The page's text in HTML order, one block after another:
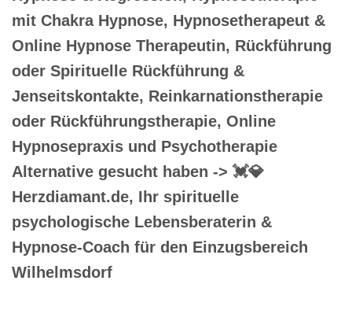
mit Chakra Hypnose, Hypnosetherapeut &
Online Hypnose Therapeutin, Rückführung
oder Spirituelle Rückführung &
Jenseitskontakte, Reinkarnationstherapie
oder Rückführungstherapie, Online
Hypnosepraxis und Psychotherapie
Alternative gesucht haben -> 💓️💎
Herzdiamant.de, Ihr spirituelle
psychologische Lebensberaterin &
Hypnose-Coach für den Einzugsbereich
Wilhelmsdorf